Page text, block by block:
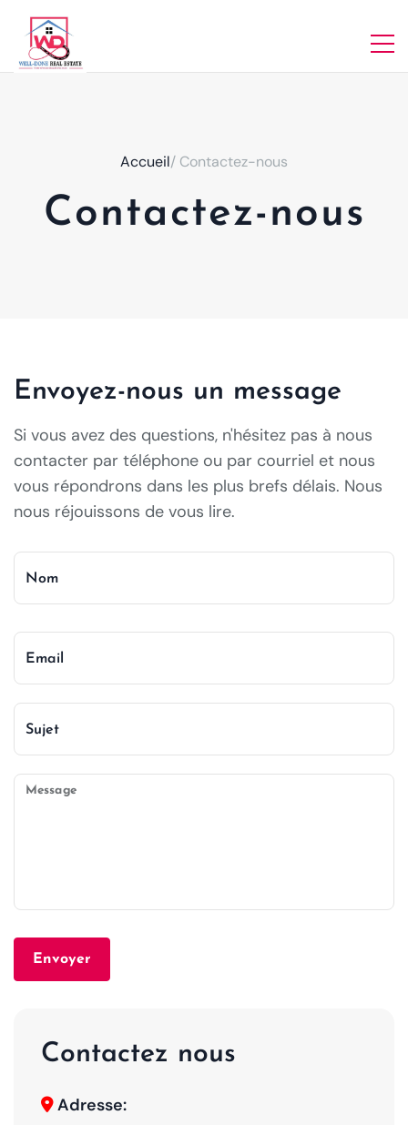
Accueil/ Contactez-nous
Contactez-nous
Envoyez-nous un message
Si vous avez des questions, n'hésitez pas à nous
contacter par téléphone ou par courriel et nous
vous répondrons dans les plus brefs délais. Nous
nous réjouissons de vous lire.
Nom
Email
Sujet
Message
Envoyer
Contactez nous
Adresse: